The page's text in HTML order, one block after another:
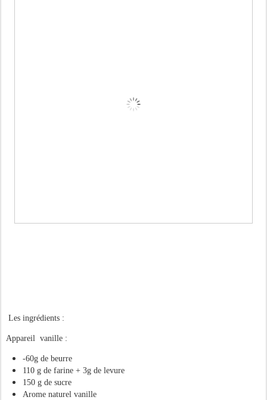
Les ingrédients :
Appareil vanille :
-60g de beurre
110 g de farine + 3g de levure
150 g de sucre
Arome naturel vanille